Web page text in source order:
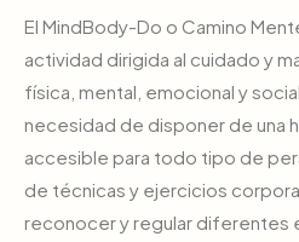
El MindBody-Do o Camino
actividad dirigida al cuidado y
física, mental, emocional y
necesidad de disponer de una
accesible para todo tipo de
de técnicas y ejercicios
reconocer y regular diferentes